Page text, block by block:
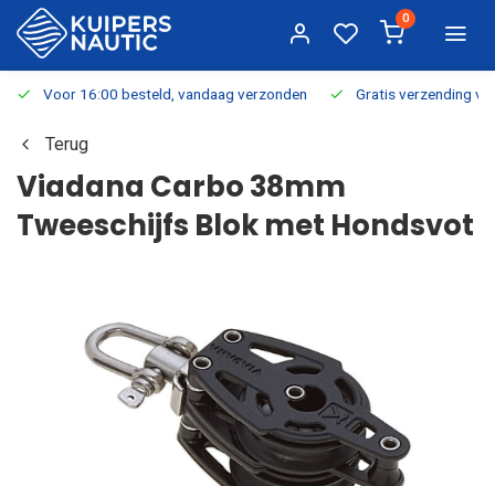
0
Voor 16:00 besteld, vandaag verzonden Gratis verzending
Terug
Viadana Carbo 38mm
Tweeschijfs Blok met Hondsvot